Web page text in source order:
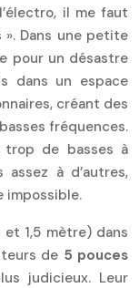
il me faut
Dans une petite
pour un désastre
dans un espace
créant des
fréquences.
trop de basses à
à d’autres,
impossible.
1,5 mètre) dans
de 5 pouces
judicieux. Leur